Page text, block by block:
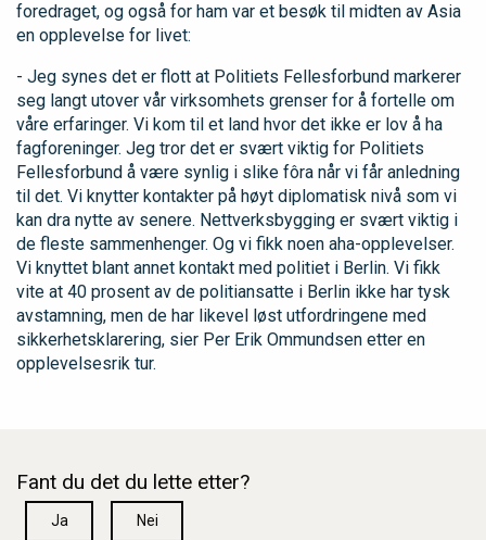
foredraget, og også for ham var et besøk til midten av Asia
en opplevelse for livet:
- Jeg synes det er flott at Politiets Fellesforbund markerer
seg langt utover vår virksomhets grenser for å fortelle om
våre erfaringer. Vi kom til et land hvor det ikke er lov å ha
fagforeninger. Jeg tror det er svært viktig for Politiets
Fellesforbund å være synlig i slike fôra når vi får anledning
til det. Vi knytter kontakter på høyt diplomatisk nivå som vi
kan dra nytte av senere. Nettverksbygging er svært viktig i
de fleste sammenhenger. Og vi fikk noen aha-opplevelser.
Vi knyttet blant annet kontakt med politiet i Berlin. Vi fikk
vite at 40 prosent av de politiansatte i Berlin ikke har tysk
avstamning, men de har likevel løst utfordringene med
sikkerhetsklarering, sier Per Erik Ommundsen etter en
opplevelsesrik tur.
Fant du det du lette etter?
Ja Nei